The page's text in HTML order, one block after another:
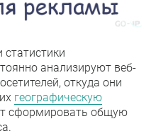
анализируют веб-
откуда они
географическую
сформировать общую